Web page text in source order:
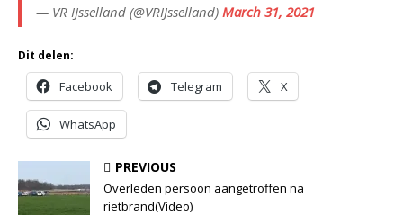
— VR IJsselland (@VRIJsselland) March 31, 2021
Dit delen:
Facebook Telegram X
WhatsApp
PREVIOUS
Overleden persoon aangetroffen na
rietbrand(Video)